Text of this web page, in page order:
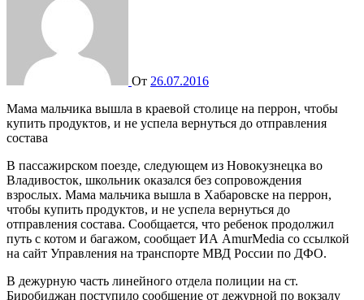
От 26.07.2016
Мама мальчика вышла в краевой столице на перрон, чтобы
купить продуктов, и не успела вернуться до отправления
состава
В пассажирском поезде, следующем из Новокузнецка во
Владивосток, школьник оказался без сопровождения
взрослых. Мама мальчика вышла в Хабаровске на перрон,
чтобы купить продуктов, и не успела вернуться до
отправления состава. Сообщается, что ребенок продолжил
путь с котом и багажом, сообщает ИА AmurMedia со ссылкой
на сайт Управления на транспорте МВД России по ДФО.
В дежурную часть линейного отдела полиции на ст.
Биробиджан поступило сообщение от дежурной по вокзалу